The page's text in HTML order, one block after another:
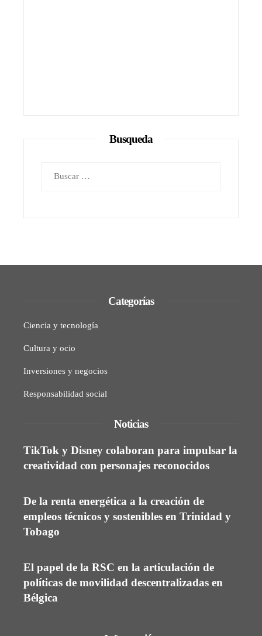
Busqueda
Categorías
Ciencia y tecnología
Cultura y ocio
Inversiones y negocios
Responsabilidad social
Noticias
TikTok y Disney colaboran para impulsar la
creatividad con personajes reconocidos
De la renta energética a la creación de
empleos técnicos y sostenibles en Trinidad y
Tobago
El papel de la RSC en la articulación de
políticas de movilidad descentralizadas en
Bélgica